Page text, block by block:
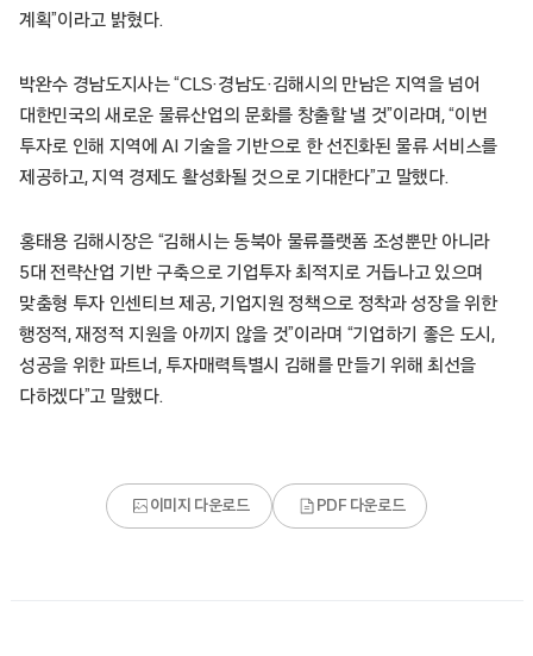
계획”이라고 밝혔다.
박완수 경남도지사는 “CLS·경남도·김해시의 만남은 지역을 넘어
대한민국의 새로운 물류산업의 문화를 창출할 낼 것”이라며, “이번
투자로 인해 지역에 AI 기술을 기반으로 한 선진화된 물류 서비스를
제공하고, 지역 경제도 활성화될 것으로 기대한다”고 말했다.
홍태용 김해시장은 “김해시는 동북아 물류플랫폼 조성뿐만 아니라
5대 전략산업 기반 구축으로 기업투자 최적지로 거듭나고 있으며
맞춤형 투자 인센티브 제공, 기업지원 정책으로 정착과 성장을 위한
행정적, 재정적 지원을 아끼지 않을 것”이라며 “기업하기 좋은 도시,
성공을 위한 파트너, 투자매력특별시 김해를 만들기 위해 최선을
다하겠다”고 말했다.
이미지 다운로드 PDF 다운로드